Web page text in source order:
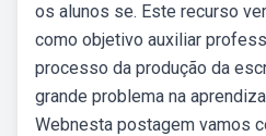
os alunos se. Este recurso
como objetivo auxiliar
processo da produção da
grande problema na
Webnesta postagem vamos